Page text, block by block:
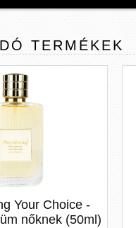
TERMÉKEK
-